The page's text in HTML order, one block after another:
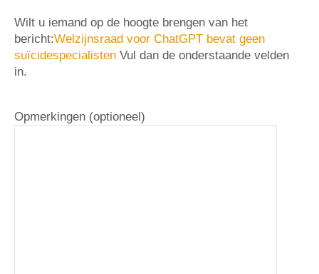
Wilt u iemand op de hoogte brengen van het
bericht:Welzijnsraad voor ChatGPT bevat geen
suïcidespecialisten Vul dan de onderstaande velden
in.
Opmerkingen (optioneel)